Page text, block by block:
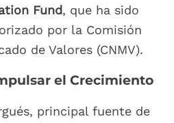
Fund, que ha sido
por la Comisión
de Valores (CNMV).
el Crecimiento
principal fuente de